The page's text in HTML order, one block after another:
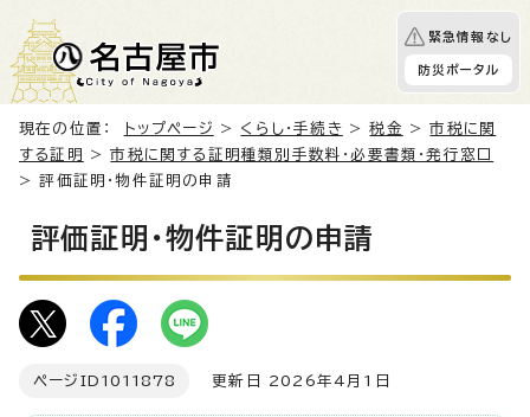
緊急情報なし
防災ポータル
現在の位置： トップページ > くらし・手続き >税金 >市税に関
する証明
>市税に関する証明種類別手数料・必要書類・発行窓口
> 評価証明・物件証明の申請
評価証明・物件証明の申請
ページID 1011878 更新日 2026年4月1日